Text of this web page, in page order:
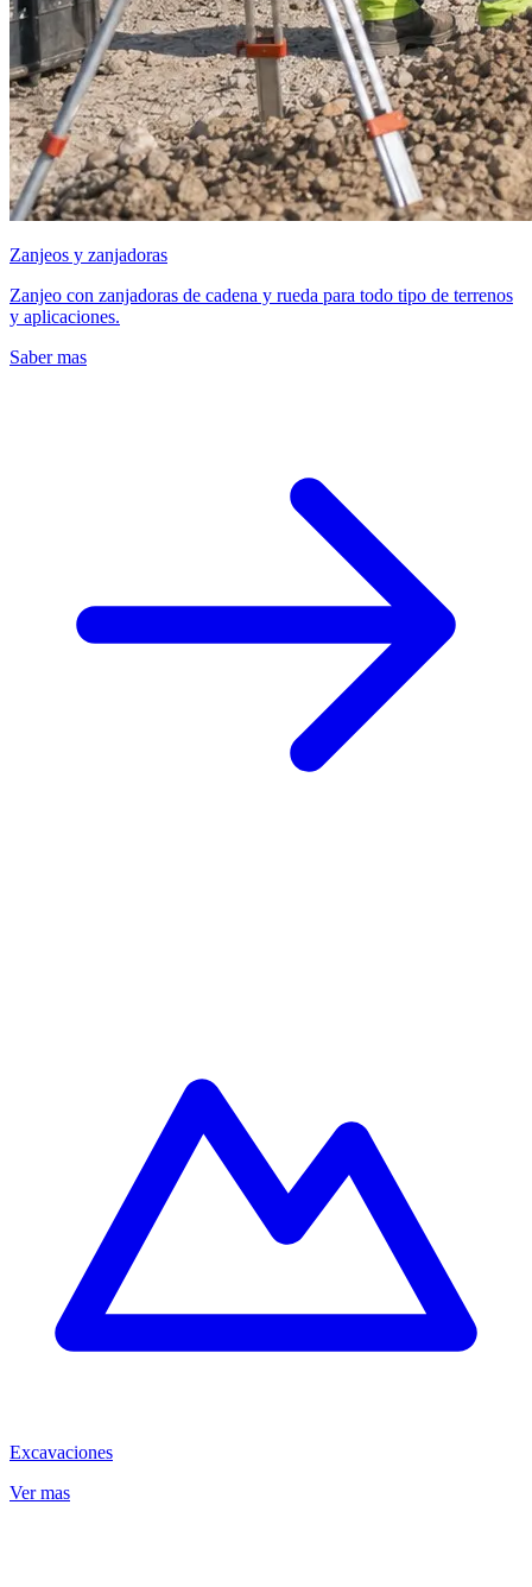
Zanjeos y zanjadoras
Zanjeo con zanjadoras de cadena y rueda para todo tipo de terrenos
y aplicaciones.
Saber mas
Excavaciones
Ver mas